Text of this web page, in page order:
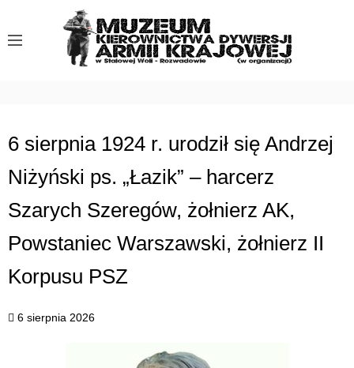
6 sierpnia 1924 r. urodził się Andrzej
Niżyński ps. „Łazik” – harcerz
Szarych Szeregów, żołnierz AK,
Powstaniec Warszawski, żołnierz II
Korpusu PSZ
6 sierpnia 2026